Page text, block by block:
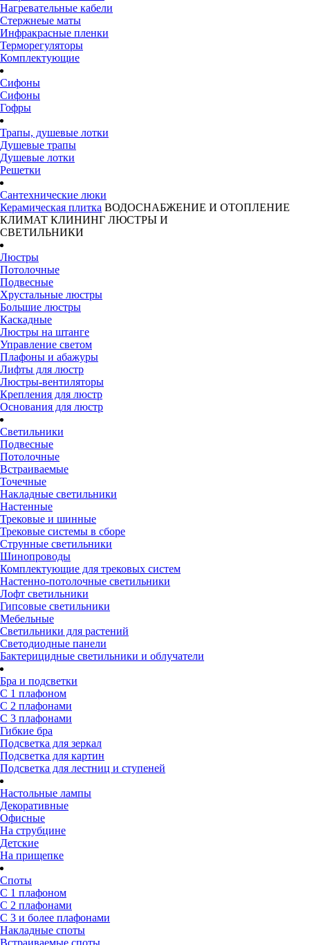
Нагревательные кабели
Стержнеые маты
Инфракрасные пленки
Терморегуляторы
Комплектующие
Сифоны
Сифоны
Гофры
Трапы, душевые лотки
Душевые трапы
Душевые лотки
Решетки
Сантехнические люки
Керамическая плитка ВОДОСНАБЖЕНИЕ И ОТОПЛЕНИЕ
КЛИМАТ КЛИНИНГ ЛЮСТРЫ И
СВЕТИЛЬНИКИ
Люстры
Потолочные
Подвесные
Хрустальные люстры
Большие люстры
Каскадные
Люстры на штанге
Управление светом
Плафоны и абажуры
Лифты для люстр
Люстры-вентиляторы
Крепления для люстр
Основания для люстр
Светильники
Подвесные
Потолочные
Встраиваемые
Точечные
Накладные светильники
Настенные
Трековые и шинные
Трековые системы в сборе
Струнные светильники
Шинопроводы
Комплектующие для трековых систем
Настенно-потолочные светильники
Лофт светильники
Гипсовые светильники
Мебельные
Светильники для растений
Светодиодные панели
Бактерицидные светильники и облучатели
Бра и подсветки
С 1 плафоном
С 2 плафонами
С 3 плафонами
Гибкие бра
Подсветка для зеркал
Подсветка для картин
Подсветка для лестниц и ступеней
Настольные лампы
Декоративные
Офисные
На струбцине
Детские
На прищепке
Споты
С 1 плафоном
С 2 плафонами
С 3 и более плафонами
Накладные споты
Встраиваемые споты